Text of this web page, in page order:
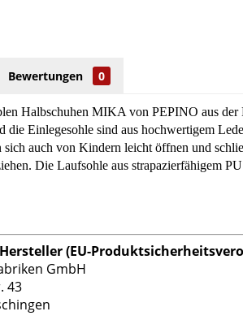
Bewertungen 0
Halbschuhen MIKA von PEPINO aus
die Einlegesohle sind aus hochwertigem
sich auch von Kindern leicht öffnen und
Die Laufsohle aus strapazierfähigem
(EU-
GmbH
43